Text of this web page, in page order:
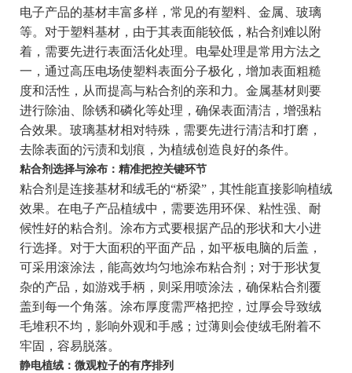
电子产品的基材丰富多样，常见的有塑料、金属、玻璃
等。对于塑料基材，由于其表面能较低，粘合剂难以附
着，需要先进行表面活化处理。电晕处理是常用方法之
一，通过高压电场使塑料表面分子极化，增加表面粗糙
度和活性，从而提高与粘合剂的亲和力。金属基材则要
进行除油、除锈和磷化等处理，确保表面清洁，增强粘
合效果。玻璃基材相对特殊，需要先进行清洁和打磨，
去除表面的污渍和划痕，为植绒创造良好的条件。
粘合剂选择与涂布：精准把控关键环节
粘合剂是连接基材和绒毛的“桥梁”，其性能直接影响植绒
效果。在电子产品植绒中，需要选用环保、粘性强、耐
候性好的粘合剂。涂布方式要根据产品的形状和大小进
行选择。对于大面积的平面产品，如平板电脑的后盖，
可采用滚涂法，能高效均匀地涂布粘合剂；对于形状复
杂的产品，如游戏手柄，则采用喷涂法，确保粘合剂覆
盖到每一个角落。涂布厚度需严格把控，过厚会导致绒
毛堆积不均，影响外观和手感；过薄则会使绒毛附着不
牢固，容易脱落。
静电植绒：微观粒子的有序排列